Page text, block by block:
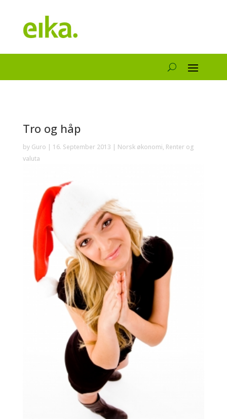
Tro og håp
by Guro | 16. September 2013 | Norsk økonomi, Renter og
valuta